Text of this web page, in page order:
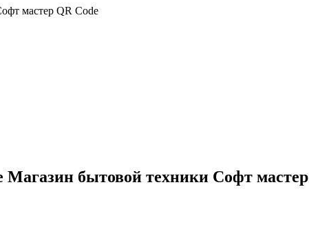
Магазин бытовой техники Софт мастер